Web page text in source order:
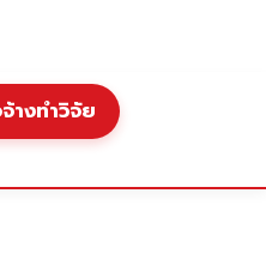
างทำวิจัย